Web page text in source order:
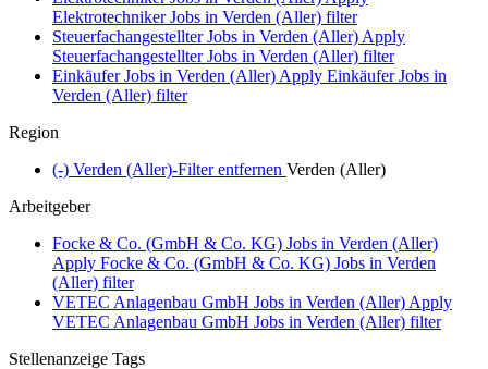
Elektrotechniker Jobs in Verden (Aller) filter
Steuerfachangestellter Jobs in Verden (Aller) Apply
Steuerfachangestellter Jobs in Verden (Aller) filter
Einkäufer Jobs in Verden (Aller) Apply Einkäufer Jobs in
Verden (Aller) filter
Region
(-) Verden (Aller)-Filter entfernen Verden (Aller)
Arbeitgeber
Focke & Co. (GmbH & Co. KG) Jobs in Verden (Aller)
Apply Focke & Co. (GmbH & Co. KG) Jobs in Verden
(Aller) filter
VETEC Anlagenbau GmbH Jobs in Verden (Aller) Apply
VETEC Anlagenbau GmbH Jobs in Verden (Aller) filter
Stellenanzeige Tags